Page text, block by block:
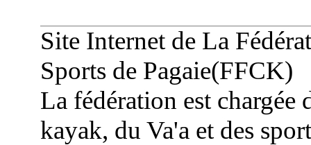
Site Internet de La
Sports de Pagaie(FFCK)
La fédération est chargée
kayak, du Va'a et des